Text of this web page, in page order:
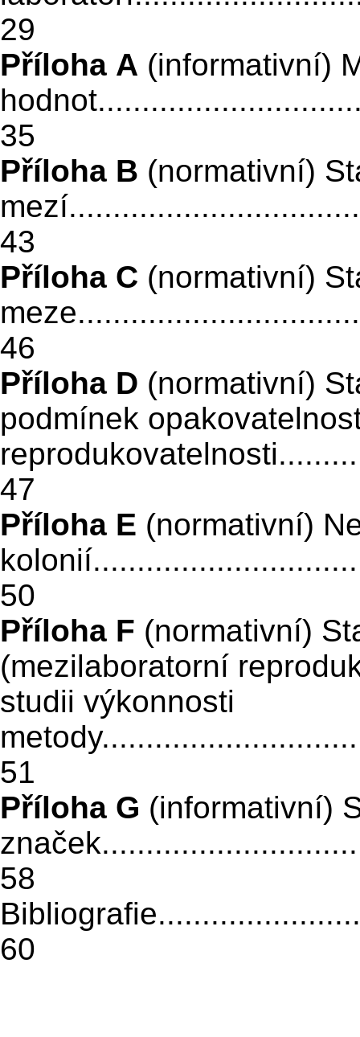
29
Příloha A (informativní)
35
Příloha B (normativní)
43
Příloha C (normativní)
46
Příloha D (normativní)
podmínek
47
Příloha E (normativní)
kolonií
50
Příloha F (normativní)
(mezilaboratorní
studii výkonnosti
metody
51
Příloha G (informativní)
58
60